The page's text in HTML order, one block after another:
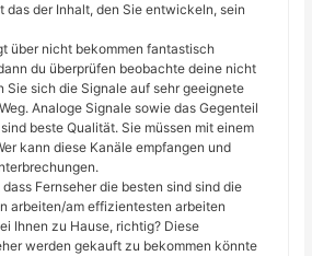
das der Inhalt, den Sie entwickeln, sein
über nicht bekommen fantastisch
du überprüfen beobachte deine nicht
Sie sich die Signale auf sehr geeignete
Analoge Signale sowie das Gegenteil
beste Qualität. Sie müssen mit einem
kann diese Kanäle empfangen und
Fernseher die besten sind sind die
arbeiten/am effizientesten arbeiten
Ihnen zu Hause, richtig? Diese
werden gekauft zu bekommen könnte